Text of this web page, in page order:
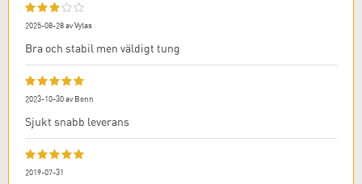
2025-08-28avVytas
Bra och stabil men väldigt tung
2023-10-30avBenn
Sjukt snabb leverans
2019-07-31